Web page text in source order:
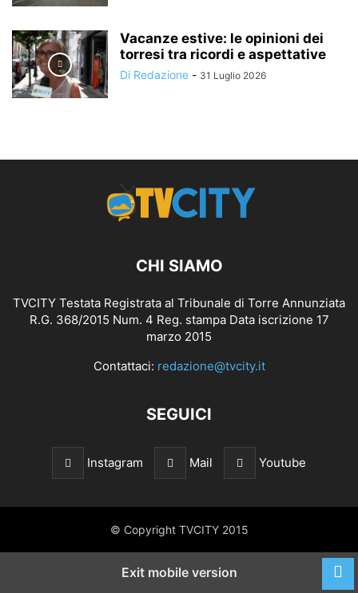
Vacanze estive: le opinioni dei
torresi tra ricordi e aspettative
Di Redazione - 31 Luglio 2026
CHI SIAMO
TVCITY Testata Registrata al Tribunale di Torre Annunziata
R.G. 368/2015 Num. 4 Reg. stampa Data iscrizione 17
marzo 2015
Contattaci: redazione@tvcity.it
SEGUICI
Instagram Mail Youtube
© Copyright TVCITY 2015
Exit mobile version